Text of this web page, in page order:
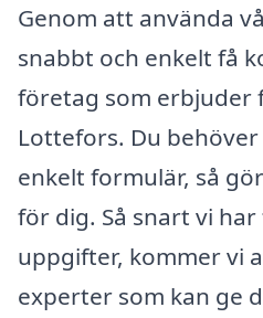
Genom att använda
snabbt och enkelt få
företag som erbjuder
Lottefors. Du
enkelt formulär, så
för dig. Så snart vi
uppgifter, kommer vi
experter som kan ge